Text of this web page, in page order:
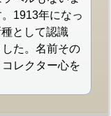
1913年になっ
として認識
た。名前その
レクター心を